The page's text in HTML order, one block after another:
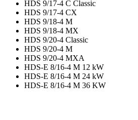
HDS 9/17-4 C Classic
HDS 9/17-4 CX
HDS 9/18-4 M
HDS 9/18-4 MX
HDS 9/20-4 Classic
HDS 9/20-4 M
HDS 9/20-4 MXA
HDS-E 8/16-4 M 12 kW
HDS-E 8/16-4 M 24 kW
HDS-E 8/16-4 M 36 KW